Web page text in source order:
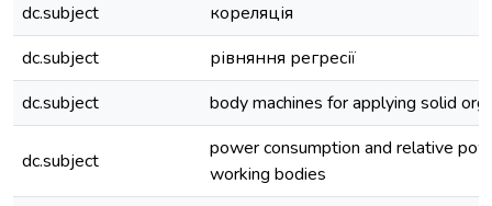
dc.subject
кореляція
dc.subject
рівняння регресії
dc.subject
body machines for applying solid
dc.subject
power consumption and relative
working bodies